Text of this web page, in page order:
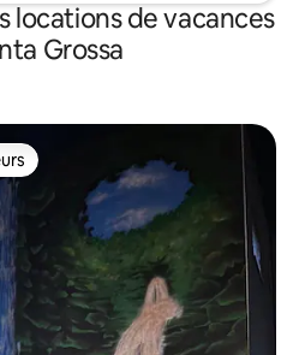
locations de vacances
Grossa
parmi les plus aimés